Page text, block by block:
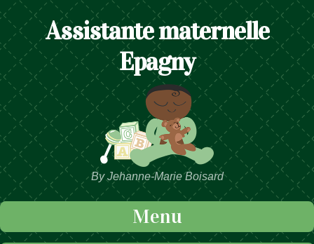
Assistante maternelle
Epagny
By Jehanne-Marie Boisard
Menu